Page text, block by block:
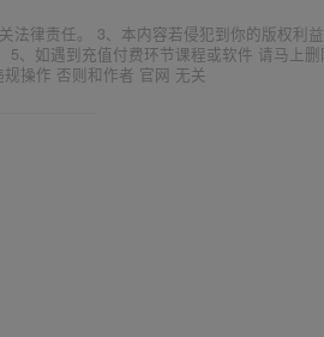
法律责任。 3、本内容若侵犯到你的版权利
、如遇到充值付费环节课程或软件 请马上
操作 否则和作者 官网 无关